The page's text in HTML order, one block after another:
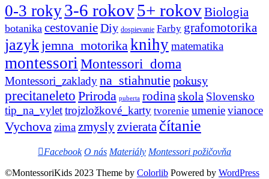
0-3 roky3-6 rokov5+ rokovBiologia
botanika cestovanieDiy dospievanie Farby grafomotorika
jazykjemna_motorikaknihymatematika
montessoriMontessori_doma
Montessori_zakladyna_stiahnutie pokusy
precitaneleto Priroda puberta rodinaskola Slovensko
tip_na_vylettrojzložkové_karty tvorenie umenievianoce
Vychovazimazmysly zvierata čítanie
Facebook O nás Materiály Montessori požičovňa
©MontessoriKids 2023 Theme by Colorlib Powered by WordPress